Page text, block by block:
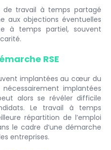
travail à temps partagé
objections éventuelles
à temps partiel, souvent
RSE
implantées au cœur du
implantées
alors se révéler difficile
Le travail à temps
répartition de l’emploi
le cadre d’une démarche
entreprises.